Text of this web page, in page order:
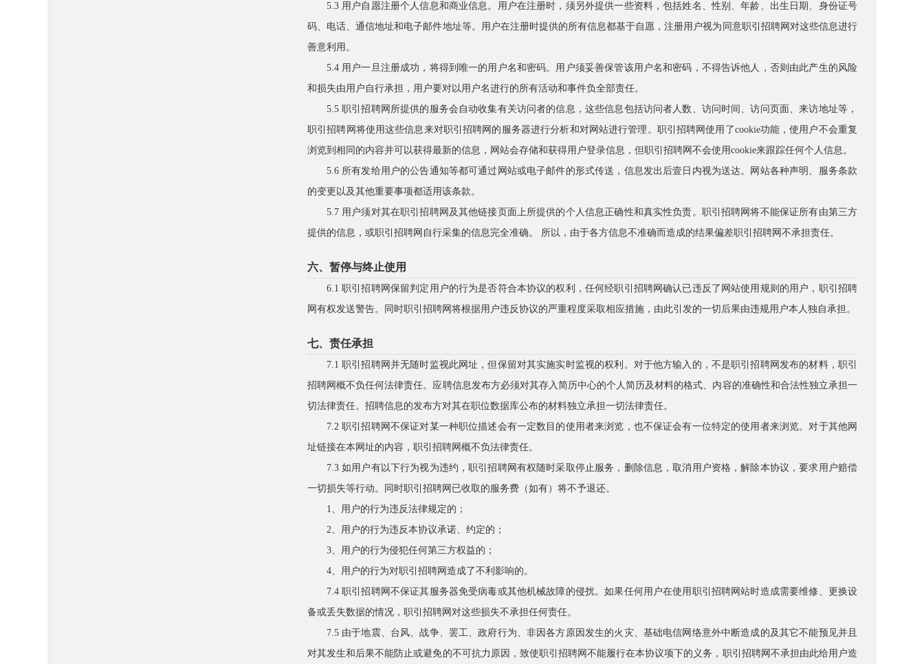
5.3 用户自愿注册个人信息和商业信息。用户在注册时，须另外提供一些资料，包括姓名、性别、年龄、出生日期、身份证号
码、电话、通信地址和电子邮件地址等。用户在注册时提供的所有信息都基于自愿，注册用户视为同意职引招聘网对这些信息进行
善意利用。
5.4 用户一旦注册成功，将得到唯一的用户名和密码。用户须妥善保管该用户名和密码，不得告诉他人，否则由此产生的风险
和损失由用户自行承担，用户要对以用户名进行的所有活动和事件负全部责任。
5.5 职引招聘网所提供的服务会自动收集有关访问者的信息，这些信息包括访问者人数、访问时间、访问页面、来访地址等，
职引招聘网将使用这些信息来对职引招聘网的服务器进行分析和对网站进行管理。职引招聘网使用了cookie功能，使用户不会重复
浏览到相同的内容并可以获得最新的信息，网站会存储和获得用户登录信息，但职引招聘网不会使用cookie来跟踪任何个人信息。
5.6 所有发给用户的公告通知等都可通过网站或电子邮件的形式传送，信息发出后壹日内视为送达。网站各种声明、服务条款
的变更以及其他重要事项都适用该条款。
5.7 用户须对其在职引招聘网及其他链接页面上所提供的个人信息正确性和真实性负责。职引招聘网将不能保证所有由第三方
提供的信息，或职引招聘网自行采集的信息完全准确。 所以，由于各方信息不准确而造成的结果偏差职引招聘网不承担责任。
六、暂停与终止使用
6.1 职引招聘网保留判定用户的行为是否符合本协议的权利，任何经职引招聘网确认已违反了网站使用规则的用户，职引招聘
网有权发送警告。同时职引招聘网将根据用户违反协议的严重程度采取相应措施，由此引发的一切后果由违规用户本人独自承担。
七、责任承担
7.1 职引招聘网并无随时监视此网址，但保留对其实施实时监视的权利。对于他方输入的，不是职引招聘网发布的材料，职引
招聘网概不负任何法律责任。应聘信息发布方必须对其存入简历中心的个人简历及材料的格式、内容的准确性和合法性独立承担一
切法律责任。招聘信息的发布方对其在职位数据库公布的材料独立承担一切法律责任。
7.2 职引招聘网不保证对某一种职位描述会有一定数目的使用者来浏览，也不保证会有一位特定的使用者来浏览。对于其他网
址链接在本网址的内容，职引招聘网概不负法律责任。
7.3 如用户有以下行为视为违约，职引招聘网有权随时采取停止服务，删除信息，取消用户资格，解除本协议，要求用户赔偿
一切损失等行动。同时职引招聘网已收取的服务费（如有）将不予退还。
1、用户的行为违反法律规定的；
2、用户的行为违反本协议承诺、约定的；
3、用户的行为侵犯任何第三方权益的；
4、用户的行为对职引招聘网造成了不利影响的。
7.4 职引招聘网不保证其服务器免受病毒或其他机械故障的侵扰。如果任何用户在使用职引招聘网站时造成需要维修、更换设
备或丢失数据的情况，职引招聘网对这些损失不承担任何责任。
7.5 由于地震、台风、战争、罢工、政府行为、非因各方原因发生的火灾、基础电信网络意外中断造成的及其它不能预见并且
对其发生和后果不能防止或避免的不可抗力原因，致使职引招聘网不能履行在本协议项下的义务，职引招聘网不承担由此给用户造